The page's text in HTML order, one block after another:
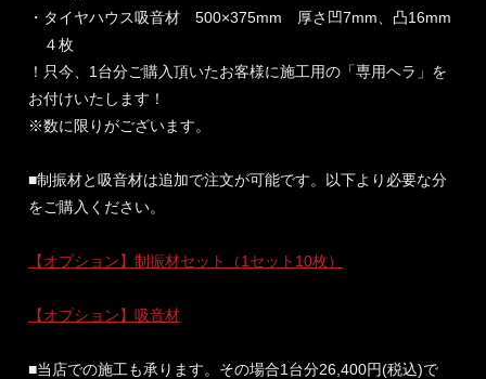
・タイヤハウス吸音材 500×375mm 厚さ凹7mm、凸16mm
４枚
！只今、1台分ご購入頂いたお客様に施工用の「専用ヘラ」を
お付けいたします！
※数に限りがございます。
■制振材と吸音材は追加で注文が可能です。以下より必要な分
をご購入ください。
【オプション】制振材セット（1セット10枚）
【オプション】吸音材
■当店での施工も承ります。その場合1台分26,400円(税込)で